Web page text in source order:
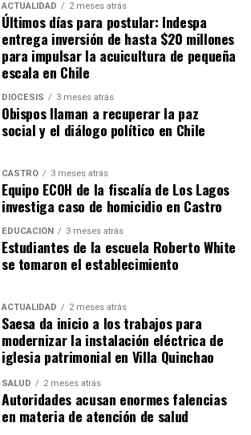
ACTUALIDAD 2 meses atrás
Últimos días para postular: Indespa
entrega inversión de hasta $20 millones
para impulsar la acuicultura de pequeña
escala en Chile
DIÓCESIS 3 meses atrás
Obispos llaman a recuperar la paz
social y el diálogo político en Chile
CASTRO 3 meses atrás
Equipo ECOH de la fiscalía de Los Lagos
investiga caso de homicidio en Castro
EDUCACIÓN 3 meses atrás
Estudiantes de la escuela Roberto White
se tomaron el establecimiento
ACTUALIDAD 2 meses atrás
Saesa da inicio a los trabajos para
modernizar la instalación eléctrica de
iglesia patrimonial en Villa Quinchao
SALUD 2 meses atrás
Autoridades acusan enormes falencias
en materia de atención de salud